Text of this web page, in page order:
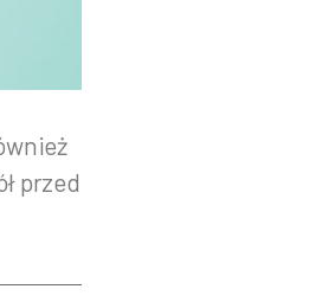
przed